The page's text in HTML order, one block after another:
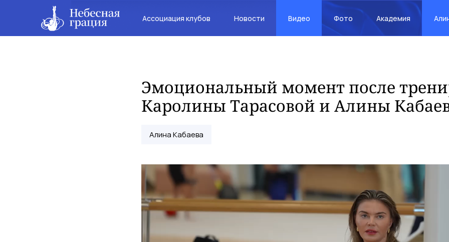
Ассоциация клубов Новости Видео Фото Академия
Эмоциональный момент после
Каролины Тарасовой и Алины
Алина Кабаева